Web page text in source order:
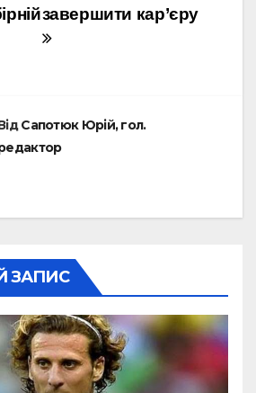
завершити кар’єру
Сапотюк Юрій, гол.
ЗАПИС